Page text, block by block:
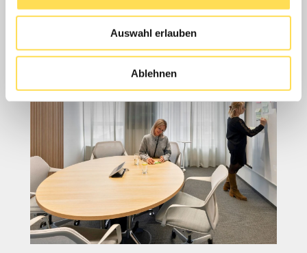
Auswahl erlauben
Ablehnen